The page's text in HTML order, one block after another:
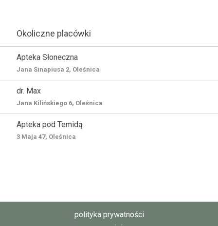
Okoliczne placówki
Apteka Słoneczna
Jana Sinapiusa 2, Oleśnica
dr. Max
Jana Kilińskiego 6, Oleśnica
Apteka pod Temidą
3 Maja 47, Oleśnica
polityka prywatności